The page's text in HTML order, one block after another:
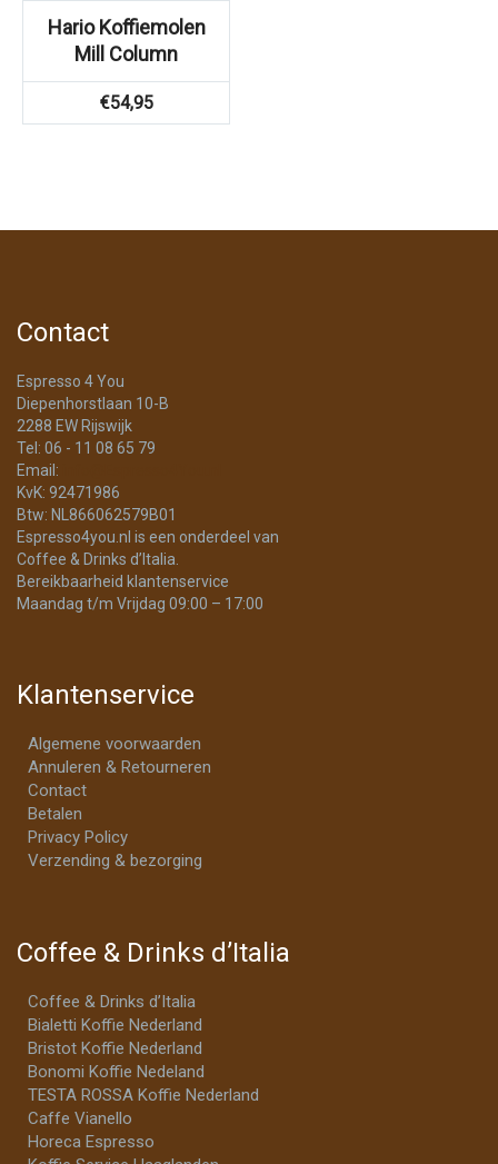
Hario Koffiemolen
Mill Column
€54,95
Contact
Espresso 4 You
Diepenhorstlaan 10-B
2288 EW Rijswijk
Tel: 06 - 11 08 65 79
Email:
KvK: 92471986
Btw: NL866062579B01
Espresso4you.nl is een onderdeel van
Coffee & Drinks d’Italia.
Bereikbaarheid klantenservice
Maandag t/m Vrijdag 09:00 – 17:00
Klantenservice
Algemene voorwaarden
Annuleren & Retourneren
Contact
Betalen
Privacy Policy
Verzending & bezorging
Coffee & Drinks d’Italia
Coffee & Drinks d’Italia
Bialetti Koffie Nederland
Bristot Koffie Nederland
Bonomi Koffie Nedeland
TESTA ROSSA Koffie Nederland
Caffe Vianello
Horeca Espresso